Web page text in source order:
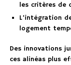
les critères de
L’intégration
logement
Des innovations
ces alinéas plus